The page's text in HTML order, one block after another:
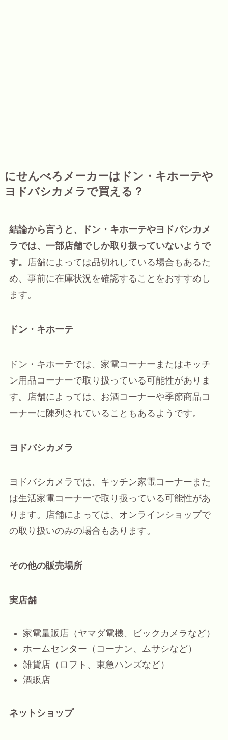
にせんべろメーカーはドン・キホーテや
ヨドバシカメラで買える？
結論から言うと、ドン・キホーテやヨドバシカメ
ラでは、一部店舗でしか取り扱っていないようで
す。
店舗によっては品切れしている場合もあるた
め、事前に在庫状況を確認することをおすすめし
ます。
ドン・キホーテ
ドン・キホーテでは、家電コーナーまたはキッチ
ン用品コーナーで取り扱っている可能性がありま
す。店舗によっては、お酒コーナーや季節商品コ
ーナーに陳列されていることもあるようです。
ヨドバシカメラ
ヨドバシカメラでは、キッチン家電コーナーまた
は生活家電コーナーで取り扱っている可能性があ
ります。店舗によっては、オンラインショップで
の取り扱いのみの場合もあります。
その他の販売場所
実店舗
家電量販店（ヤマダ電機、ビックカメラなど）
ホームセンター（コーナン、ムサシなど）
雑貨店（ロフト、東急ハンズなど）
酒販店
ネットショップ